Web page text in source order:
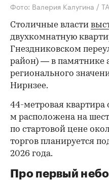
Фото: Валерия Калугина /
Столичные власти
двухкомнатную
Гнездниковском
район) — в памятнике
регионального
Нирнзее.
44-метровая квартира
м расположена на
по стартовой цене
торгов планируется
2026 года.
Про первый